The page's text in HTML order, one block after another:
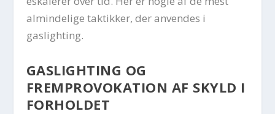
almindelige taktikker, der anvendes i
gaslighting.
GASLIGHTING OG
FREMPROVOKATION AF SKYLD I
FORHOLDET